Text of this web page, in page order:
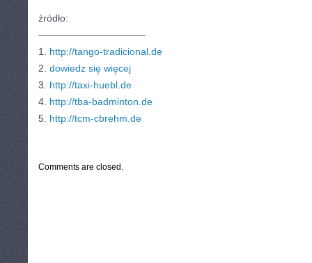
źródło:
———————————
1. http://tango-tradicional.de
2. dowiedz się więcej
3. http://taxi-huebl.de
4. http://tba-badminton.de
5. http://tcm-cbrehm.de
Comments are closed.